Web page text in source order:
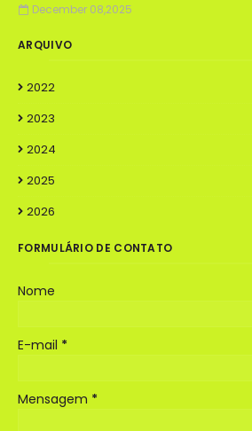
December 08,2025
ARQUIVO
2022
2023
2024
2025
2026
FORMULÁRIO DE CONTATO
Nome
E-mail *
Mensagem *